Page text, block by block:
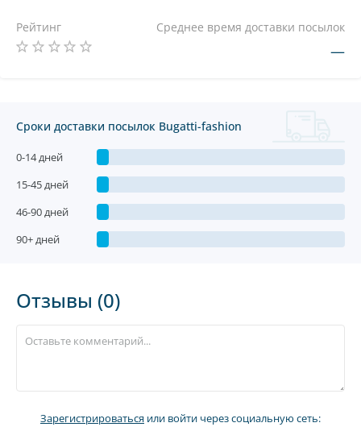
Рейтинг Среднее время доставки посылок
—
Сроки доставки посылок Bugatti-fashion
0-14 дней
15-45 дней
46-90 дней
90+ дней
Отзывы (0)
Зарегистрироваться или войти через социальную сеть: